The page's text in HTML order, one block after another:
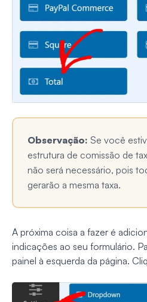
Observação: Se você
estrutura de comissão de
não será necessário, pois
gerarão a mesma taxa.
A próxima coisa a fazer é
indicações ao seu formulário.
painel à esquerda da página.